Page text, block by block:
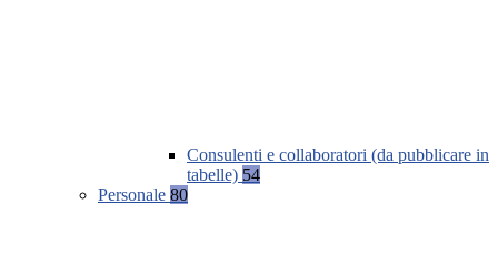
Consulenti e collaboratori (da pubblicare in
tabelle) 54
Personale 80